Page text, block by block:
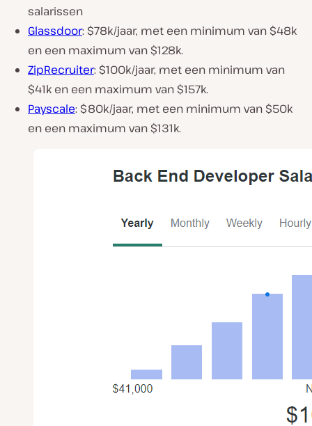
salarissen
Glassdoor: $78k/jaar, met een minimum van $48k
en een maximum van $128k.
ZipRecruiter: $100k/jaar, met een minimum van
$41k en een maximum van $157k.
Payscale: $80k/jaar, met een minimum van $50k
en een maximum van $131k.